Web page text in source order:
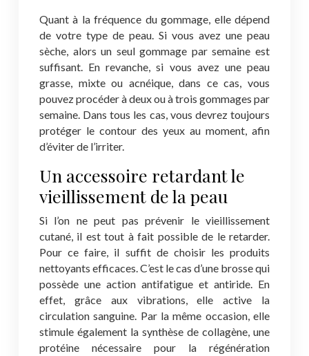
Quant à la fréquence du gommage, elle dépend
de votre type de peau. Si vous avez une peau
sèche, alors un seul gommage par semaine est
suffisant. En revanche, si vous avez une peau
grasse, mixte ou acnéique, dans ce cas, vous
pouvez procéder à deux ou à trois gommages par
semaine. Dans tous les cas, vous devrez toujours
protéger le contour des yeux au moment, afin
d’éviter de l’irriter.
Un accessoire retardant le
vieillissement de la peau
Si l’on ne peut pas prévenir le vieillissement
cutané, il est tout à fait possible de le retarder.
Pour ce faire, il suffit de choisir les produits
nettoyants efficaces. C’est le cas d’une brosse qui
possède une action antifatigue et antiride. En
effet, grâce aux vibrations, elle active la
circulation sanguine. Par la même occasion, elle
stimule également la synthèse de collagène, une
protéine nécessaire pour la régénération